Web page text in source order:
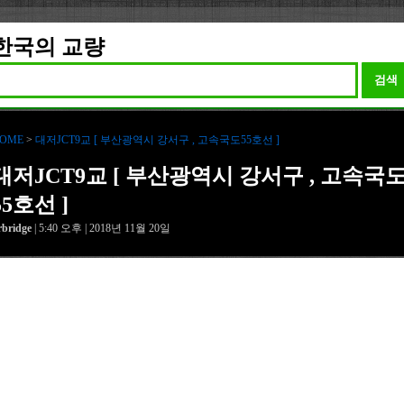
국의 교량
검색
> 대저JCT9교 [ 부산광역시 강서구 , 고속국도55호선 ]
저JCT9교 [ 부산광역시 강서구 , 고속국
호선 ]
| 5:40 오후 | 2018년 11월 20일